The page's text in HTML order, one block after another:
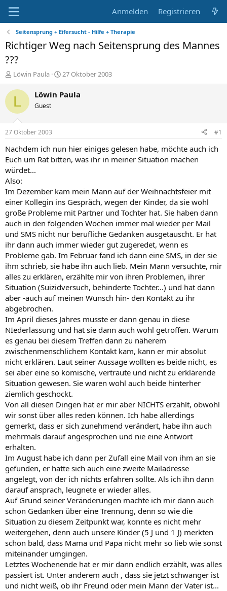
Anmelden Registrieren
Seitensprung + Eifersucht - Hilfe + Therapie
Richtiger Weg nach Seitensprung des Mannes
???
E
r
s
e
r
Löwin Paula
E
r
s
t
a
27 Oktober 2003
L Löwin Paula
Guest
27 Oktober 2003 #1
Nachdem ich nun hier einiges gelesen habe, möchte auch ich
Euch um Rat bitten, was ihr in meiner Situation machen
würdet...
Also:
Im Dezember kam mein Mann auf der Weihnachtsfeier mit
einer Kollegin ins Gespräch, wegen der Kinder, da sie wohl
große Probleme mit Partner und Tochter hat. Sie haben dann
auch in den folgenden Wochen immer mal wieder per Mail
und SMS nicht nur berufliche Gedanken ausgetauscht. Er hat
ihr dann auch immer wieder gut zugeredet, wenn es
Probleme gab. Im Februar fand ich dann eine SMS, in der sie
ihm schrieb, sie habe ihn auch lieb. Mein Mann versuchte, mir
alles zu erklären, erzählte mir von ihren Problemen, ihrer
Situation (Suizidversuch, behinderte Tochter...) und hat dann
aber -auch auf meinen Wunsch hin- den Kontakt zu ihr
abgebrochen.
Im April dieses Jahres musste er dann genau in diese
NIederlassung und hat sie dann auch wohl getroffen. Warum
es genau bei diesem Treffen dann zu näherem
zwischenmenschlichem Kontakt kam, kann er mir absolut
nicht erklären. Laut seiner Aussage wollten es beide nicht, es
sei aber eine so komische, vertraute und nicht zu erklärende
Situation gewesen. Sie waren wohl auch beide hinterher
ziemlich geschockt.
Von all diesen Dingen hat er mir aber NICHTS erzählt, obwohl
wir sonst über alles reden können. Ich habe allerdings
gemerkt, dass er sich zunehmend verändert, habe ihn auch
mehrmals darauf angesprochen und nie eine Antwort
erhalten.
Im August habe ich dann per Zufall eine Mail von ihm an sie
gefunden, er hatte sich auch eine zweite Mailadresse
angelegt, von der ich nichts erfahren sollte. Als ich ihn dann
darauf ansprach, leugnete er wieder alles.
Auf Grund seiner Veränderungen machte ich mir dann auch
schon Gedanken über eine Trennung, denn so wie die
Situation zu diesem Zeitpunkt war, konnte es nicht mehr
weitergehen, denn auch unsere Kinder (5 J und 1 J) merkten
schon bald, dass Mama und Papa nicht mehr so lieb wie sonst
miteinander umgingen.
Letztes Wochenende hat er mir dann endlich erzählt, was alles
passiert ist. Unter anderem auch , dass sie jetzt schwanger ist
und nicht weiß, ob ihr Freund oder mein Mann der Vater ist...